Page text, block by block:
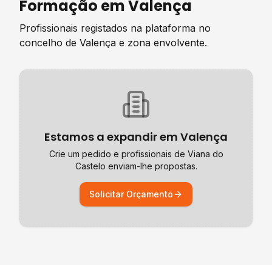
Formação emValença
Profissionais registados na plataforma no
concelho de Valença e zona envolvente.
Estamos a expandir em Valença
Crie um pedido e profissionais de Viana do
Castelo enviam-lhe propostas.
Solicitar Orçamento